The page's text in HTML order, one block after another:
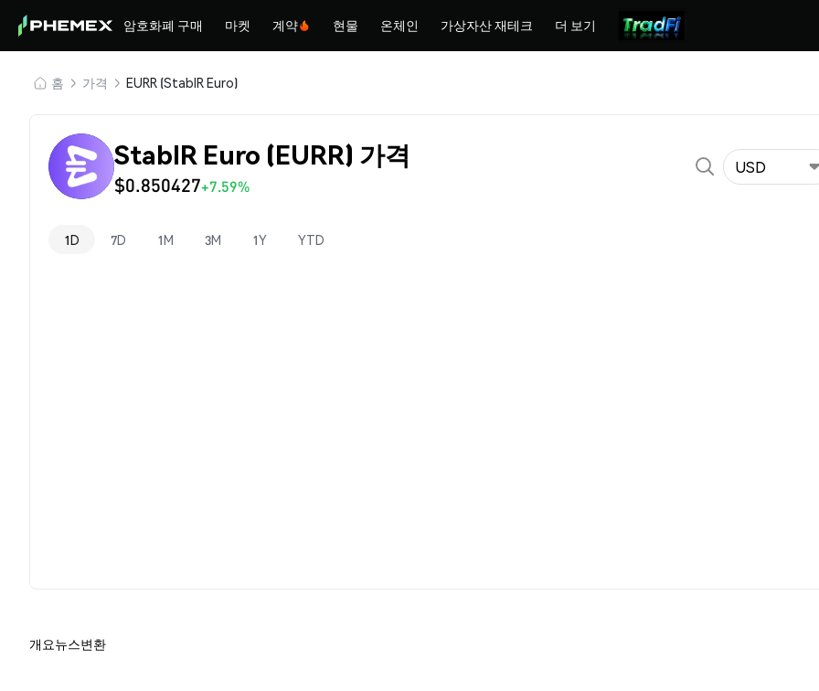
암호화폐 구매 마켓 계약 현물 온체인 가상자산 재테크 더 보기
홈 가격 EURR (StablR Euro)
StablR Euro (EURR) 가격
$0.850427+7.59%
USD
1D 7D 1M 3M 1Y YTD
개요뉴스변환